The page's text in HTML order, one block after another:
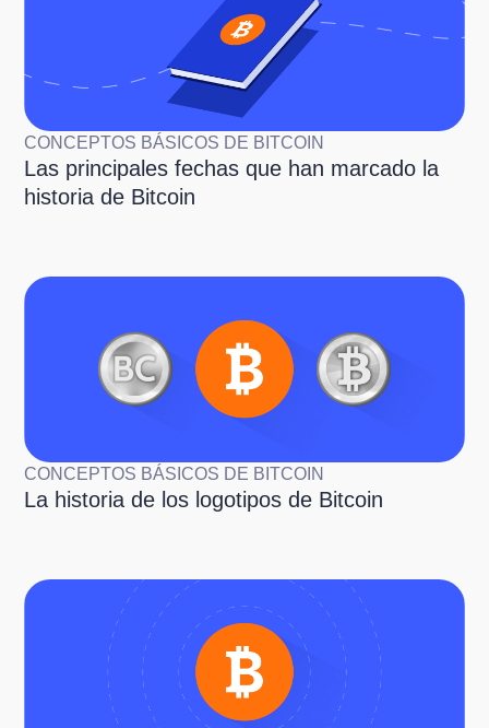
CONCEPTOS BÁSICOS DE BITCOIN
Las principales fechas que han marcado la
historia de Bitcoin
CONCEPTOS BÁSICOS DE BITCOIN
La historia de los logotipos de Bitcoin